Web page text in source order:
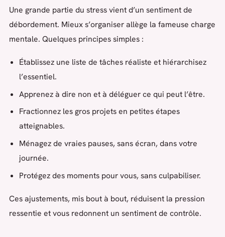
Une grande partie du stress vient d’un sentiment de
débordement. Mieux s’organiser allège la fameuse charge
mentale. Quelques principes simples :
Établissez une liste de tâches réaliste et hiérarchisez
l’essentiel.
Apprenez à dire non et à déléguer ce qui peut l’être.
Fractionnez les gros projets en petites étapes
atteignables.
Ménagez de vraies pauses, sans écran, dans votre
journée.
Protégez des moments pour vous, sans culpabiliser.
Ces ajustements, mis bout à bout, réduisent la pression
ressentie et vous redonnent un sentiment de contrôle.